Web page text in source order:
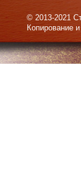
© 2013-2021
Копирование